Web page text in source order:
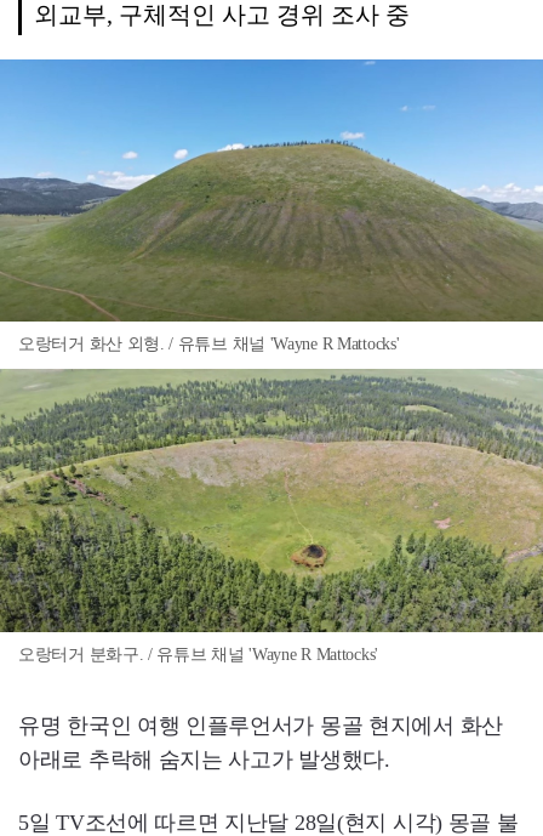
외교부, 구체적인 사고 경위 조사 중
오랑터거 화산 외형. / 유튜브 채널 'Wayne R Mattocks'
오랑터거 분화구. / 유튜브 채널 'Wayne R Mattocks'
유명 한국인 여행 인플루언서가 몽골 현지에서 화산
아래로 추락해 숨지는 사고가 발생했다.
5일 TV조선에 따르면 지난달 28일(현지 시각) 몽골 불